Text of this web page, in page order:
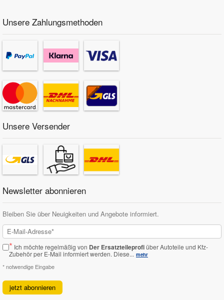
Unsere Zahlungsmethoden
Unsere Versender
Newsletter abonnieren
Bleiben Sie über Neuigkeiten und Angebote informiert.
* Ich möchte regelmäßig von Der Ersatzteileprofiüber Autoteile und Kfz-
Zubehör per E-Mail informiert werden. Diese... mehr
* notwendige Eingabe
jetzt abonnieren